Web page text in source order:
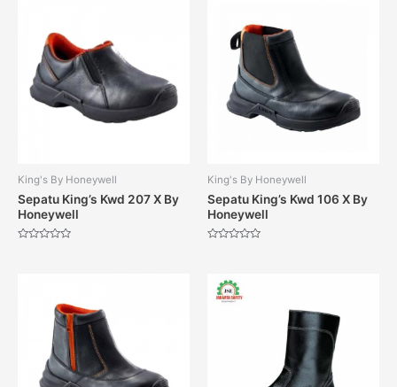
King's By Honeywell
Sepatu King’s Kwd 207 X By
Honeywell
King's By Honeywell
Sepatu King’s Kwd 106 X By
Honeywell